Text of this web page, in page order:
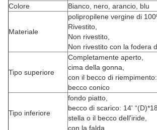
Colore
Bianco, nero, arancio, blu
Materiale
polipropilene vergine di
Rivestito,
Non rivestito,
Non rivestito con la fodera
Tipo superiore
Completamente aperto,
cima della gonna,
con il becco di riempimento:
becco conico
Tipo inferiore
fondo piatto,
becco di scarico: 14'
stella o il becco dell'iride,
con la falda